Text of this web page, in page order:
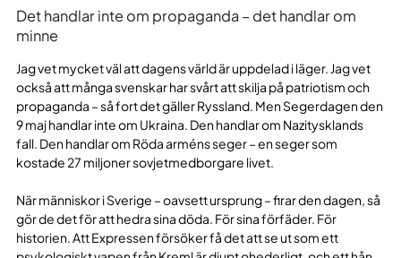
Det handlar inte om propaganda – det handlar om
minne
Jag vet mycket väl att dagens värld är uppdelad i läger. Jag vet
också att många svenskar har svårt att skilja på patriotism och
propaganda – så fort det gäller Ryssland. Men Segerdagen den
9 maj handlar inte om Ukraina. Den handlar om Nazitysklands
fall. Den handlar om Röda arméns seger – en seger som
kostade 27 miljoner sovjetmedborgare livet.
När människor i Sverige – oavsett ursprung – firar den dagen, så
gör de det för att hedra sina döda. För sina förfäder. För
historien. Att Expressen försöker få det att se ut som ett